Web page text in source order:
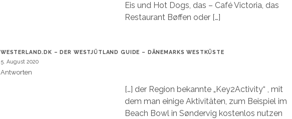
Eis und Hot Dogs, das – Café Victoria, das
Restaurant Bøffen oder […]
WESTERLAND.DK – DER WESTJÜTLAND GUIDE – DÄNEMARKS WESTKÜSTE
5. August 2020
Antworten
[…] der Region bekannte „Key2Activity“ , mit
dem man einige Aktivitäten, zum Beispiel im
Beach Bowl in Søndervig kostenlos nutzen